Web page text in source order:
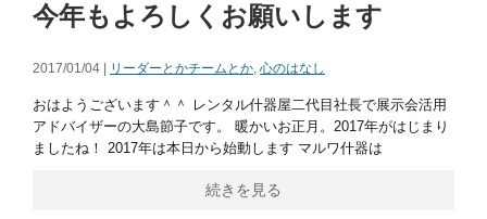
今年もよろしくお願いします
2017/01/04 | リーダーとかチームとか, 心のはなし
おはようございます＾＾ レンタル什器屋二代目社長で展示会活用
アドバイザーの大島節子です。 暖かいお正月。2017年がはじまり
ましたね！ 2017年は本日から始動します マルワ什器は
続きを見る